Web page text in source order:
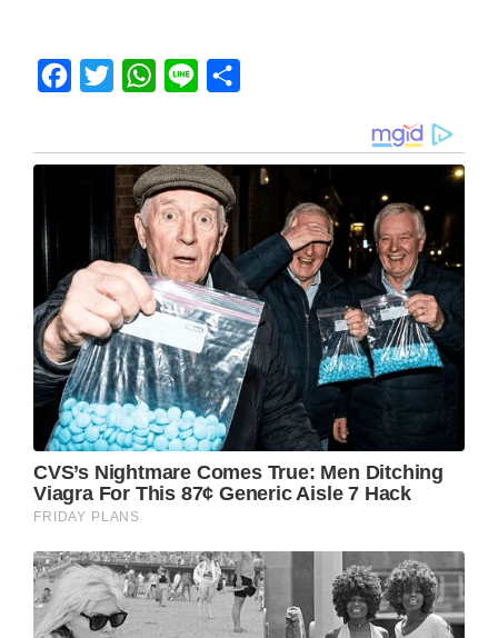
Facebook
Twitter WhatsApp
Line